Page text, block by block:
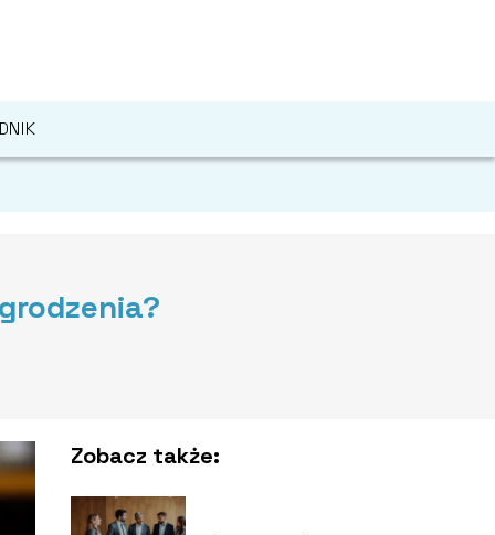
Zobacz także: